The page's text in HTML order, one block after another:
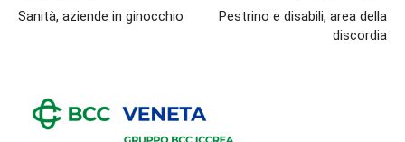
Sanità, aziende in ginocchio
Pestrino e disabili, area della
discordia